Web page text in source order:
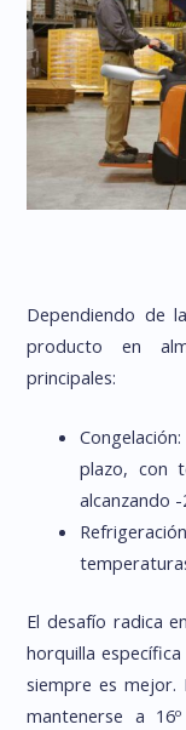
Dependiendo de
producto en
principales:
plazo, con
alcanzando -
El desafío radica
horquilla
siempre es mejor.
mantenerse a